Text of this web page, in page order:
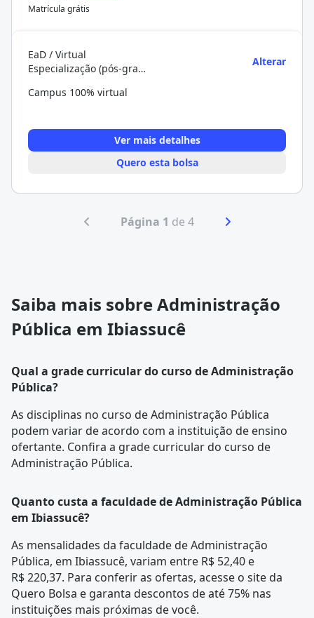
Matrícula grátis
EaD / Virtual
Especialização (pós-graduação)
Alterar
Campus 100% virtual
Ver mais detalhes
Quero esta bolsa
Página 1 de 4
Saiba mais sobre Administração
Pública em Ibiassucê
Qual a grade curricular do curso de Administração
Pública?
As disciplinas no curso de Administração Pública
podem variar de acordo com a instituição de ensino
ofertante. Confira a grade curriculardo curso de
Administração Pública.
Quanto custa a faculdade de Administração Pública
em Ibiassucê?
As mensalidades da faculdade de Administração
Pública, em Ibiassucê, variam entre R$ 52,40 e
R$ 220,37. Para conferir as ofertas, acesse o site da
Quero Bolsa e garanta descontos de até 75% nas
instituições mais próximas de você.